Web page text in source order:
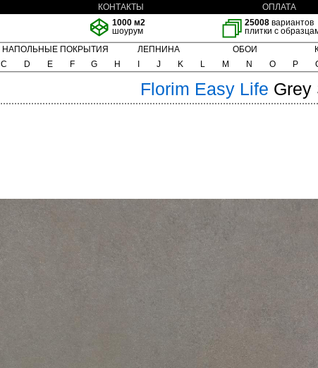
КОНТАКТЫ ОПЛАТА
1000 м2
шоурум
25008 вариантов
плитки с
НАПОЛЬНЫЕ ПОКРЫТИЯ ЛЕПНИНА ОБОИ
C D E F G H J K L M N O P
Florim Easy Life Grey